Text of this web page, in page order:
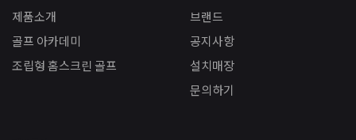
제품소개
골프 아카데미
조립형 홈스크린 골프
브랜드
공지사항
설치매장
문의하기